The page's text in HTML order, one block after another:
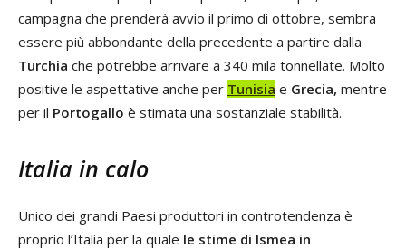
campagna che prenderà avvio il primo di ottobre, sembra
essere più abbondante della precedente a partire dalla
Turchia che potrebbe arrivare a 340 mila tonnellate. Molto
positive le aspettative anche per Tunisia e Grecia, mentre
per il Portogallo è stimata una sostanziale stabilità.
Italia in calo
Unico dei grandi Paesi produttori in controtendenza è
proprio l’Italia per la quale le stime di Ismea in